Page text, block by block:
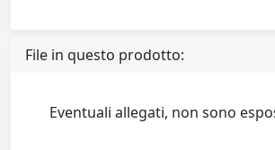
File in questo prodotto:
Eventuali allegati, non sono